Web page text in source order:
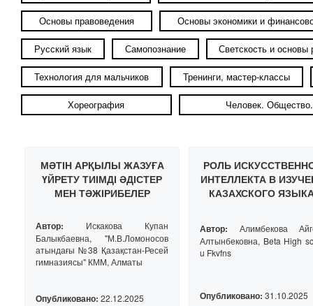
Основы правоведения Основы экономики и
Русский язык Самопознание Светскость и основы
Технология для мальчиков Тренинги, мастер-классы
Хореография Человек.
МӘТІН АРҚЫЛЫ ЖАЗУҒА
ҮЙРЕТУ ТИІМДІ ӘДІСТЕР
МЕН ТӘЖІРИБЕЛЕР
Автор: Искакова Купан
Балыкбаевна, "М.В.Ломоносов
атындағы №38 Қазақстан-Ресей
гимназиясы" КММ, Алматы
Опубликовано: 22.12.2025
РОЛЬ
ИНТЕЛЛЕКТА В
КАЗАХСКОГО
ГОРИЗОНТЫ И
Автор: Алимбекова
Алтынбековна, Beta High
u Fkvfns
Опубликовано: 31.10.2025